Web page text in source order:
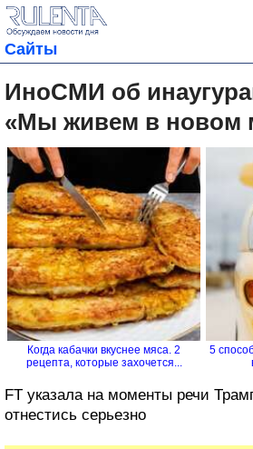
Сайты
ИноСМИ об
«Мы живем в новом
Когда кабачки вкуснее мяса. 2
рецепта, которые захочется...
5
FT указала на моменты речи
отнестись серьезно